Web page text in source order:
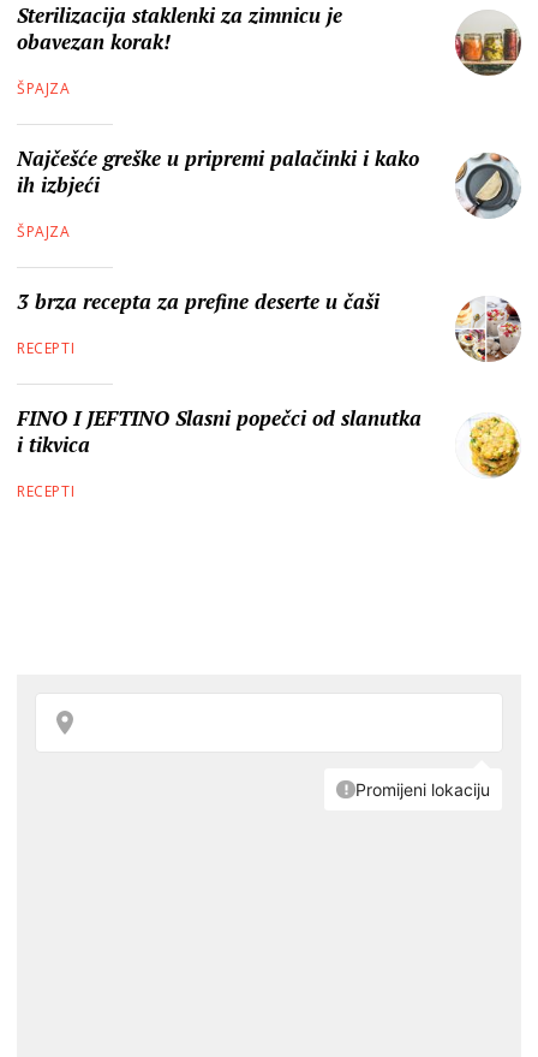
Sterilizacija staklenki za zimnicu je
obavezan korak!
ŠPAJZA
Najčešće greške u pripremi palačinki i kako
ih izbjeći
ŠPAJZA
3 brza recepta za prefine deserte u čaši
RECEPTI
FINO I JEFTINO Slasni popečci od slanutka
i tikvica
RECEPTI